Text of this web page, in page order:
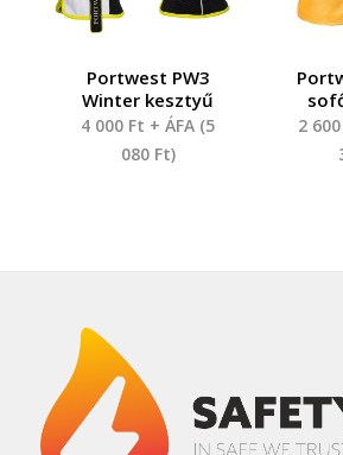
Portwest PW3
Winter kesztyű
4 000 Ft + ÁFA (5
080 Ft)
2 600